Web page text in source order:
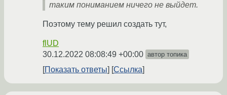
таким пониманием ничего не выйдет.
Поэтому тему решил создать тут,
flUD
30.12.2022 08:08:49 +00:00 автор топика
Показать ответы Ссылка